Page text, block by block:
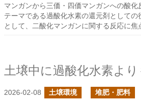
マンガンから三価・四価マンガンへの酸化
テーマである過酸化水素の還元剤として
として、二酸化マンガンに関する反応に焦
2026-02-08 土壌環境 堆肥・肥料